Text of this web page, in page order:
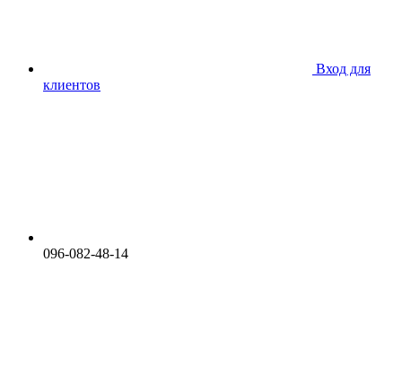
Вход для
клиентов
096-082-48-14